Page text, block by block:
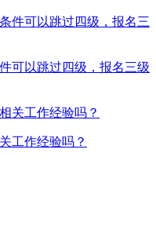
可以跳过四级，报名三级
工作经验吗？